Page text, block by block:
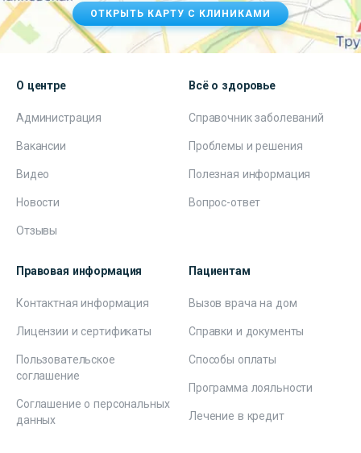
ОТКРЫТЬ КАРТУ С КЛИНИКАМИ
О центре
Администрация
Вакансии
Видео
Новости
Отзывы
Всё о здоровье
Справочник заболеваний
Проблемы и решения
Полезная информация
Вопрос-ответ
Правовая информация
Контактная информация
Лицензии и сертификаты
Пользовательское
соглашение
Соглашение о персональных
данных
Пациентам
Вызов врача на дом
Справки и документы
Способы оплаты
Программа лояльности
Лечение в кредит